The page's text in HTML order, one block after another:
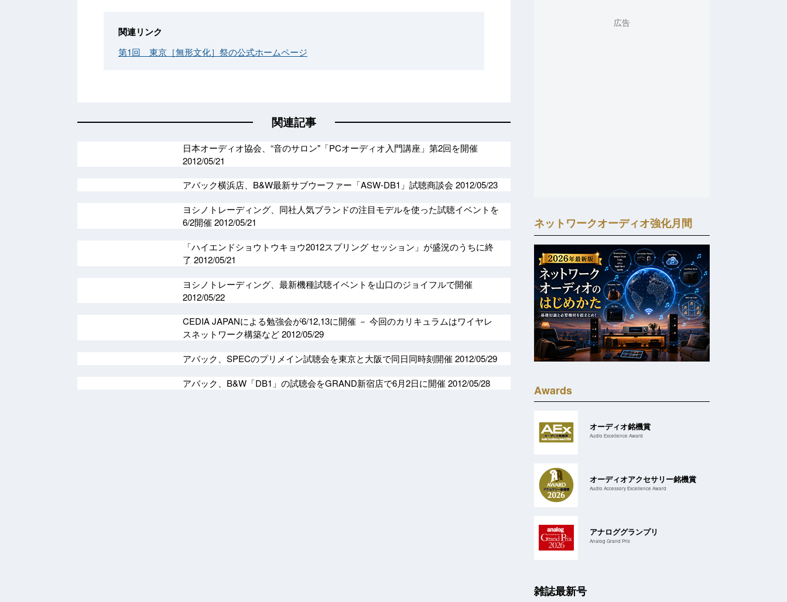
関連リンク
第1回 東京［無形文化］祭の公式ホームページ
関連記事
日本オーディオ協会、“音のサロン"「PCオーディオ入門講座」第2回を開催
2012/05/21
アバック横浜店、B&W最新サブウーファー「ASW-DB1」試聴商談会 2012/05/23
ヨシノトレーディング、同社人気ブランドの注目モデルを使った試聴イベントを
6/2開催 2012/05/21
「ハイエンドショウトウキョウ2012スプリング セッション」が盛況のうちに終
了 2012/05/21
ヨシノトレーディング、最新機種試聴イベントを山口のジョイフルで開催
2012/05/22
CEDIA JAPANによる勉強会が6/12,13に開催 － 今回のカリキュラムはワイヤレ
スネットワーク構築など2012/05/29
アバック、SPECのプリメイン試聴会を東京と大阪で同日同時刻開催 2012/05/29
アバック、B&W「DB1」の試聴会をGRAND新宿店で6月2日に開催 2012/05/28
ネットワークオーディオ強化月間
Awards
オーディオ銘機賞
Audio Excellence Award
オーディオアクセサリー銘機賞
Audio Accessory Excellence Award
アナロググランプリ
Analog Grand Prix
雑誌最新号